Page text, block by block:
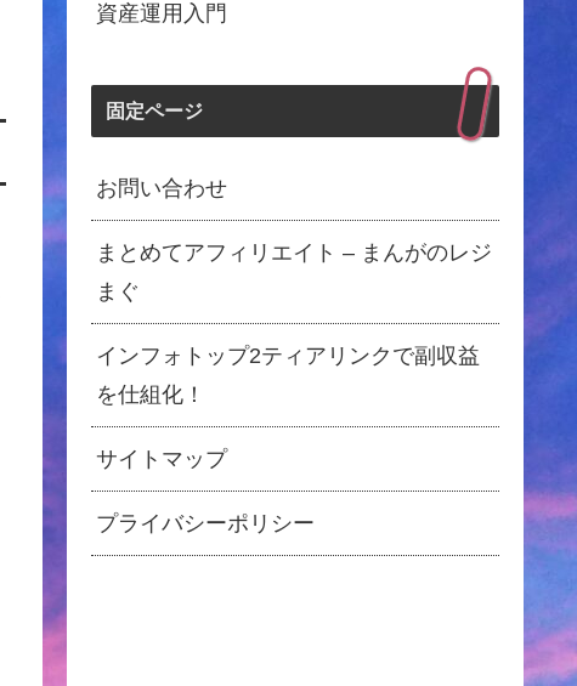
資産運用入門
固定ページ
お問い合わせ
まとめてアフィリエイト – まんがのレジ
まぐ
インフォトップ2ティアリンクで副収益
を仕組化！
サイトマップ
プライバシーポリシー